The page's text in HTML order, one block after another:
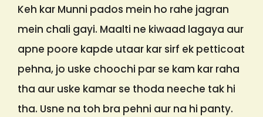
Keh kar Munni pados mein ho rahe jagran
mein chali gayi. Maalti ne kiwaad lagaya aur
apne poore kapde utaar kar sirf ek petticoat
pehna, jo uske choochi par se kam kar raha
tha aur uske kamar se thoda neeche tak hi
tha. Usne na toh bra pehni aur na hi panty.